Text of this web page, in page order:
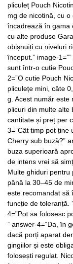
pliculeț Pouch
mg de nicotină, cu
încadrează în gama
cu alte produse
obișnuiți cu niveluri
început.” image-
sunt într-o cutie
2=”O cutie Pouch
pliculețe mini, câte
g. Acest număr este
plicuri din multe
cantitate și preț per
3=”Cât timp pot ține
Cherry sub buză?”
buza superioară
de intens vrei să
Multe ghiduri pentru
până la 30–45 de
este recomandat să
funcție de toleranță.
4=”Pot sa folosesc
” answer-4=”Da, în
dacă porți aparat
gingiilor și este
folosești regulat.